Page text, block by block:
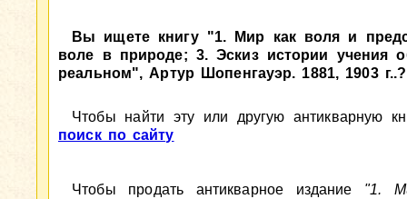
Вы ищете книгу "1. Мир как воля и
воле в природе; 3. Эскиз истории учения
реальном", Артур Шопенгауэр. 1881, 1903 г..?
Чтобы найти эту или другую антикварную
поиск по сайту
Чтобы продать антикварное издание "1.